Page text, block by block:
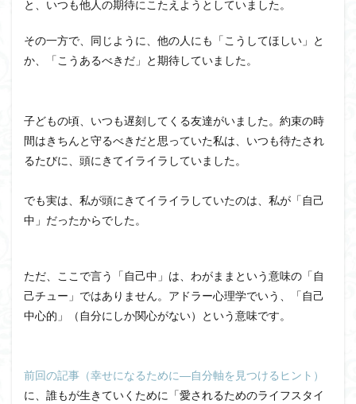
と、いつも他人の期待にこたえようとしていました。
その一方で、同じように、他の人にも「こうしてほしい」と
か、「こうあるべきだ」と期待していました。
子どもの頃、いつも遅刻してくる友達がいました。約束の時
間はきちんと守るべきだと思っていた私は、いつも待たされ
るたびに、頭にきてイライラしていました。
でも実は、私が頭にきてイライラしていたのは、私が「自己
中」だったからでした。
ただ、ここで言う「自己中」は、わがままという意味の「自
己チュー」ではありません。アドラー心理学でいう、「自己
中心的」（自分にしか関心がない）という意味です。
前回の記事（幸せになるために―自分軸を見つけるヒント）
に、誰もが生きていくために「愛されるためのライフスタイ